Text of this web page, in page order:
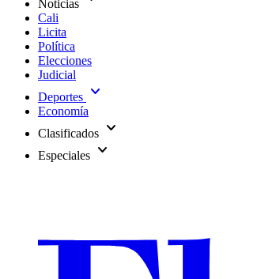
Noticias
Cali
Licita
Política
Elecciones
Judicial
Deportes expand_more
Economía
Clasificados expand_more
Especiales expand_more